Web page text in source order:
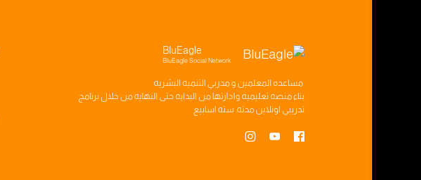
BluEagle
BluEagle Social Network
مساعده المعلمين ومدربي التنميه البشريه
بناءمنصه تعليميه وادارتها من البدايه حتى النهايه من خلال برنامج
تدريبي اونلاين مدته سته اسابيع